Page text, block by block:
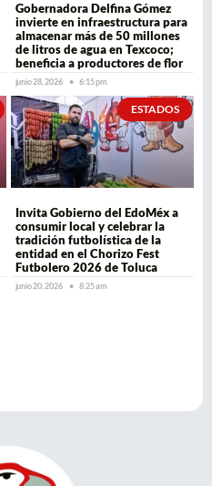
Gobernadora Delfina Gómez
invierte en infraestructura para
almacenar más de 50 millones
de litros de agua en Texcoco;
beneficia a productores de flor
junio 28, 2026 6:15 pm
ESTADOS
Invita Gobierno del EdoMéx a
consumir local y celebrar la
tradición futbolística de la
entidad en el Chorizo Fest
Futbolero 2026 de Toluca
junio 20, 2026 8:25 am